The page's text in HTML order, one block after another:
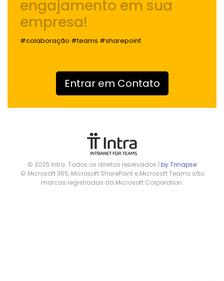
engajamento em sua
empresa!
#colaboração #teams #sharepoint
Entrar em Contato
© 2026 Intra. Todos os direitos reservados | by Trinapse
© Microsoft 365, Microsoft SharePoint e Microsoft Teams são
marcas registradas da Microsoft Corporation.